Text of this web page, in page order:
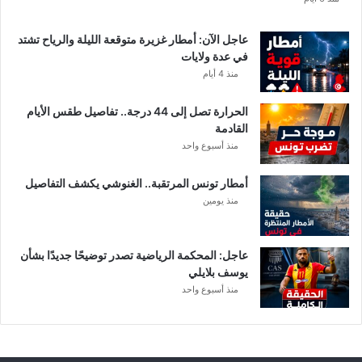
ا
ت
ه
ف
إ
ف
ر
ي
ق
ي
عاجل الآن: أمطار غزيرة متوقعة الليلة والرياح تشتد
في عدة ولايات
منذ 4 أيام
الحرارة تصل إلى 44 درجة.. تفاصيل طقس الأيام
القادمة
منذ أسبوع واحد
أمطار تونس المرتقبة.. الغنوشي يكشف التفاصيل
منذ يومين
عاجل: المحكمة الرياضية تصدر توضيحًا جديدًا بشأن
يوسف بلايلي
منذ أسبوع واحد